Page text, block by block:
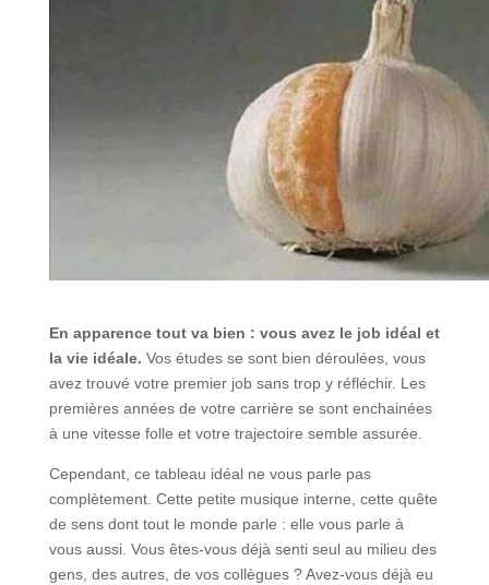
En apparence tout va bien : vous avez le job idéal et
la vie idéale. Vos études se sont bien déroulées, vous
avez trouvé votre premier job sans trop y réfléchir. Les
premières années de votre carrière se sont enchainées
à une vitesse folle et votre trajectoire semble assurée.
Cependant, ce tableau idéal ne vous parle pas
complètement. Cette petite musique interne, cette quête
de sens dont tout le monde parle : elle vous parle à
vous aussi. Vous êtes-vous déjà senti seul au milieu des
gens, des autres, de vos collègues ? Avez-vous déjà eu